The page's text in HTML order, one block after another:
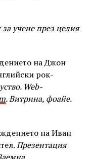
учене през целия
на Джон
рок-
Web-
. Витрина, фоайе.
на Иван
Презентация